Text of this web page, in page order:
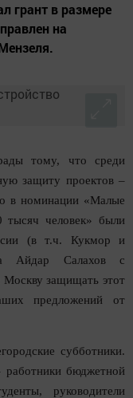
грант в размере
на
тому, что среди
за­щиту проектов –
в номинации «Малые
человек» были
(в т.ч. Кукмор и
Айдар Салахов с
Москву защищать этот
предложений от
субботники.
работники бюджетной
руководители